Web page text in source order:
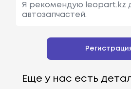
Я рекомендую leopart.kz
автозапчастей.
Еще у нас есть